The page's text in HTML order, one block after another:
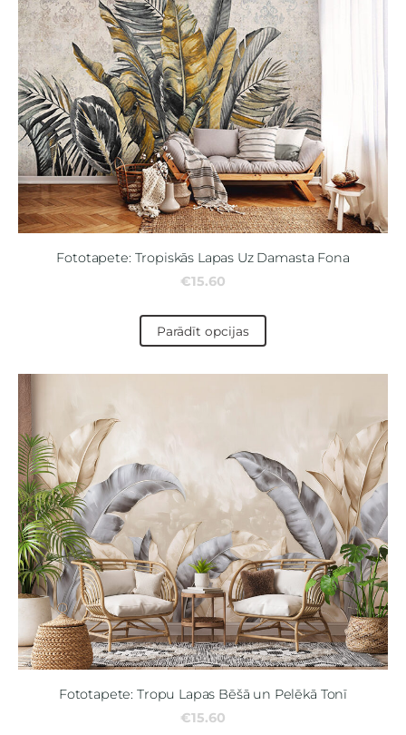
Fototapete: Tropiskās Lapas Uz Damasta Fona
€15.60
Parādīt opcijas
Fototapete: Tropu Lapas Bēšā un Pelēkā Tonī
€15.60